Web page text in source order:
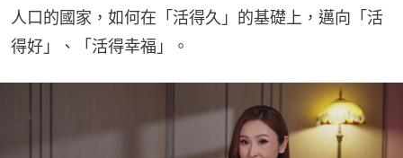
人口的國家，如何在「活得久」的基礎上，邁向「活
得好」、「活得幸福」。